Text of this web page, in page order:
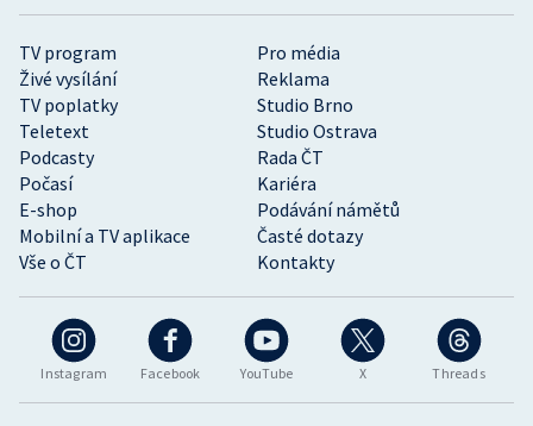
Instagram Facebook YouTube X Threads
TV program
Pro média
Živé vysílání
Reklama
TV poplatky
Studio Brno
Teletext
Studio Ostrava
Podcasty
Rada ČT
Počasí
Kariéra
E-shop
Podávání námětů
Mobilní a TV aplikace
Časté dotazy
Vše o ČT
Kontakty